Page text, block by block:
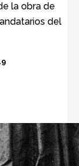
la obra de
del